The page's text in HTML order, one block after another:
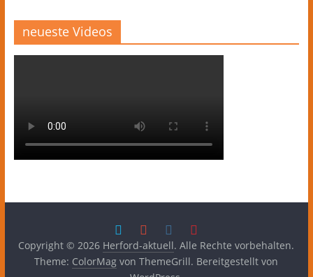
neueste Videos
Copyright © 2026 Herford-aktuell. Alle Rechte vorbehalten.
Theme: ColorMag von ThemeGrill. Bereitgestellt von